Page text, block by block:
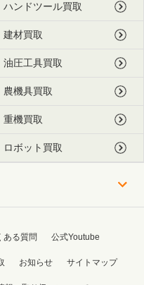
ハンドツール買取
建材買取
油圧工具買取
農機具買取
重機買取
ロボット買取
ある質問 公式Youtube
お知らせ サイトマップ